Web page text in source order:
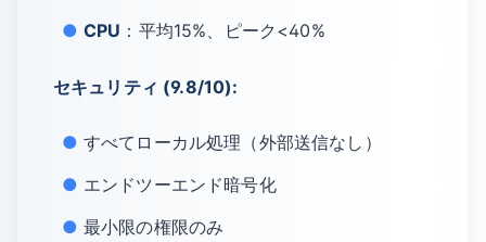
CPU ：平均15%、ピーク<40%
セキュリティ (9.8/10):
すべてローカル処理（外部送信なし）
エンドツーエンド暗号化
最小限の権限のみ